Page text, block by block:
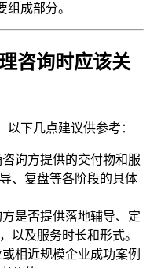
成部分。
咨询时应该关
下几点建议供参考：
询方提供的交付物和服
、复盘等各阶段的具体
方是否提供落地辅导、定
以及服务时长和形式。
相近规模企业成功案例